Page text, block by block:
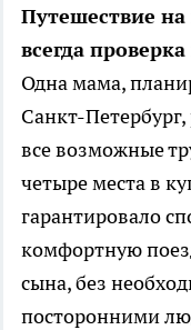
Путешествие
всегда
Одна мама,
Санкт-
все возможные
четыре места в
гарантировало
комфортную
сына, без
посторонними